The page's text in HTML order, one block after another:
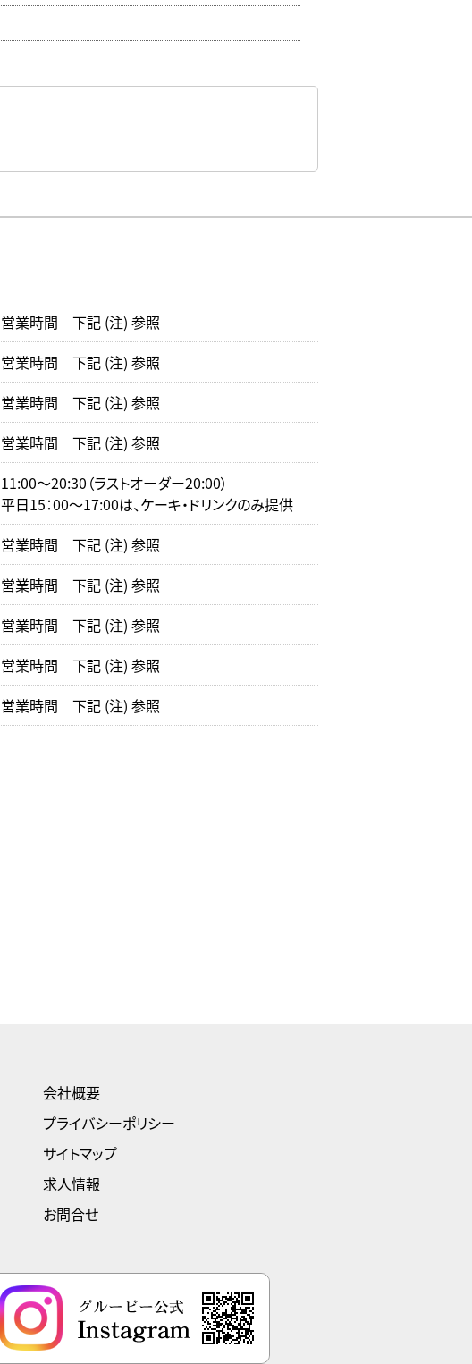
営業時間 下記 (注) 参照
営業時間 下記 (注) 参照
営業時間 下記 (注) 参照
営業時間 下記 (注) 参照
11:00～20:30（ラストオーダー20:00）
平日15：00～17:00は、ケーキ・ドリンクのみ提供
営業時間 下記 (注) 参照
営業時間 下記 (注) 参照
営業時間 下記 (注) 参照
営業時間 下記 (注) 参照
営業時間 下記 (注) 参照
会社概要
プライバシーポリシー
サイトマップ
求人情報
お問合せ